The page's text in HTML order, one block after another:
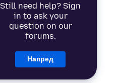
Still need help? Sign
in to ask your
question on our
forums.
Напред